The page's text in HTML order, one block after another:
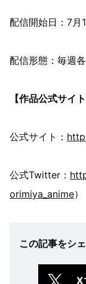
配信開始日：7月
配信形態：毎週
【作品公式サイ
公式サイト：
公式Twitter：
orimiya_anime）
この記事をシ
X